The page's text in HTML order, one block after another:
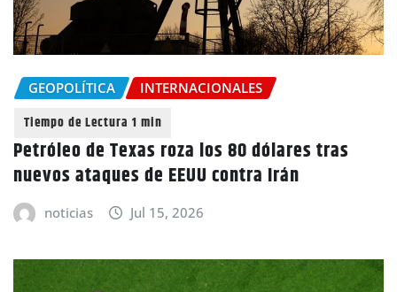
GEOPOLÍTICA INTERNACIONALES
Petróleo de Texas roza los 80 dólares tras
nuevos ataques de EEUU contra Irán
noticias Jul 15, 2026